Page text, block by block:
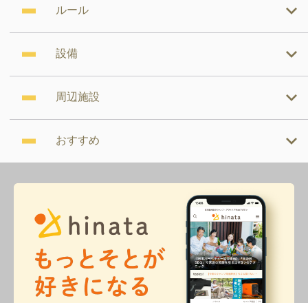
ルール
設備
周辺施設
おすすめ